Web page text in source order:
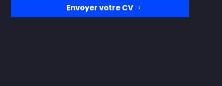
Envoyer votre CV